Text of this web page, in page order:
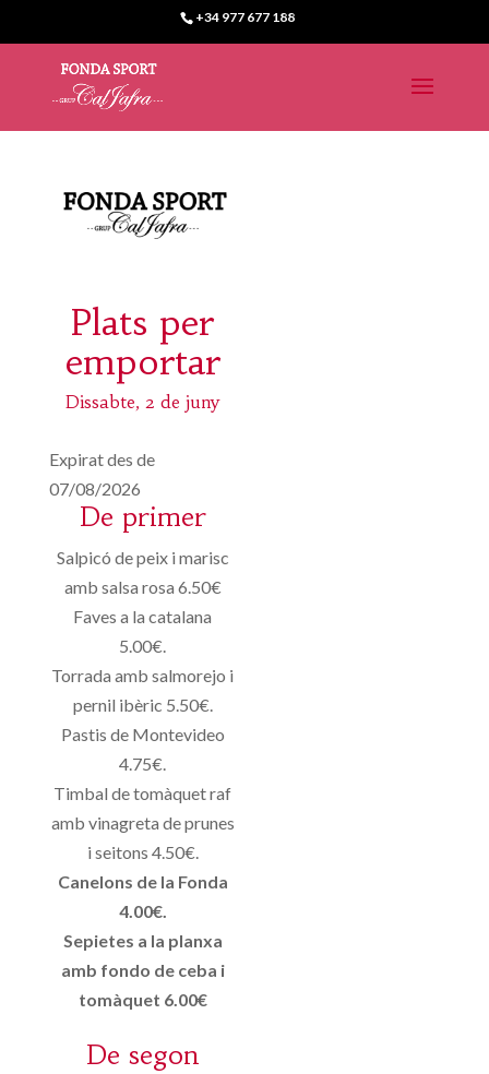
+34 977 677 188
Plats per
emportar
Dissabte, 2 de juny
Expirat des de
07/08/2026
De primer
Salpicó de peix i marisc
amb salsa rosa 6.50€
Faves a la catalana
5.00€.
Torrada amb salmorejo i
pernil ibèric 5.50€.
Pastis de Montevideo
4.75€.
Timbal de tomàquet raf
amb vinagreta de prunes
i seitons 4.50€.
Canelons de la Fonda
4.00€.
Sepietes a la planxa
amb fondo de ceba i
tomàquet 6.00€
De segon